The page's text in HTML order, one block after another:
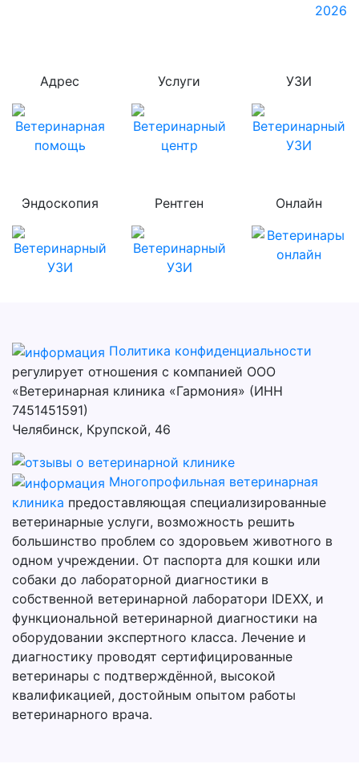
2026
Адрес Услуги УЗИ
Эндоскопия Рентген Онлайн
Политика конфиденциальности
регулирует отношения с компанией ООО
«Ветеринарная клиника «Гармония» (ИНН
7451451591)
Челябинск, Крупской, 46
Многопрофильная ветеринарная
клиника предоставляющая специализированные
ветеринарные услуги, возможность решить
большинство проблем со здоровьем животного в
одном учреждении. От паспорта для кошки или
собаки до лабораторной диагностики в
собственной ветеринарной лаборатори IDEXX, и
функциональной ветеринарной диагностики на
оборудовании экспертного класса. Лечение и
диагностику проводят сертифицированные
ветеринары с подтверждённой, высокой
квалификацией, достойным опытом работы
ветеринарного врача.